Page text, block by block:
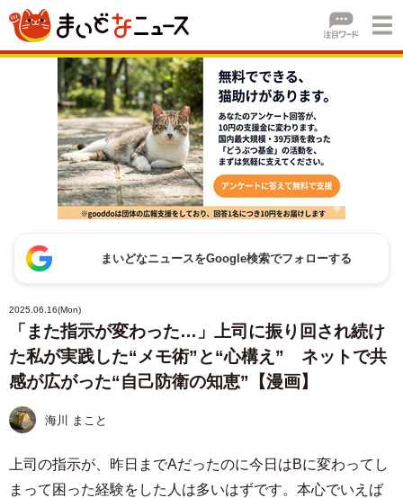
まいどなニュースをGoogle検索でフォローする
2025.06.16(Mon)
「また指示が変わった…」上司に振り回され続け
た私が実践した“メモ術”と“心構え” ネットで共
感が広がった“自己防衛の知恵”【漫画】
海川 まこと
上司の指示が、昨日までAだったのに今日はBに変わってし
まって困った経験をした人は多いはずです。本心でいえば